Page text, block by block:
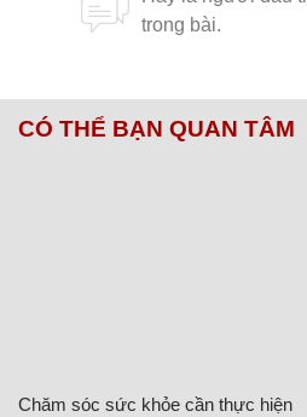
CÓ THỂ BẠN QUAN TÂM
Chăm sóc sức khỏe cần thực hiện